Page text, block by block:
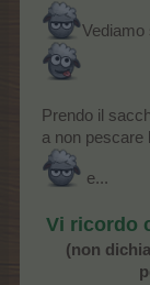
Vediamo
Prendo il
a non pescare
e...
Vi ricordo
(non